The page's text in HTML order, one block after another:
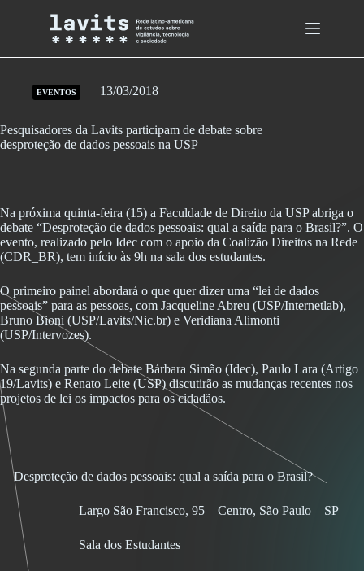
EVENTOS 13/03/2018
Pesquisadores da Lavits participam de debate sobre
desproteção de dados pessoais na USP
Na próxima quinta-feira (15) a Faculdade de Direito da USP abriga o
debate “Desproteção de dados pessoais: qual a saída para o Brasil?”. O
evento, realizado pelo Idec com o apoio da Coalizão Direitos na Rede
(CDR_BR), tem início às 9h na sala dos estudantes.
O primeiro painel abordará o que quer dizer uma “lei de dados
pessoais” para as pessoas, com Jacqueline Abreu (USP/Internetlab),
Bruno Bioni (USP/Lavits/Nic.br) e Veridiana Alimonti
(USP/Intervozes).
Na segunda parte do debate Bárbara Simão (Idec), Paulo Lara (Artigo
19/Lavits) e Renato Leite (USP) discutirão as mudanças recentes nos
projetos de lei os impactos para os cidadãos.
Desproteção de dados pessoais: qual a saída para o Brasil?
Largo São Francisco, 95 – Centro, São Paulo – SP
Sala dos Estudantes